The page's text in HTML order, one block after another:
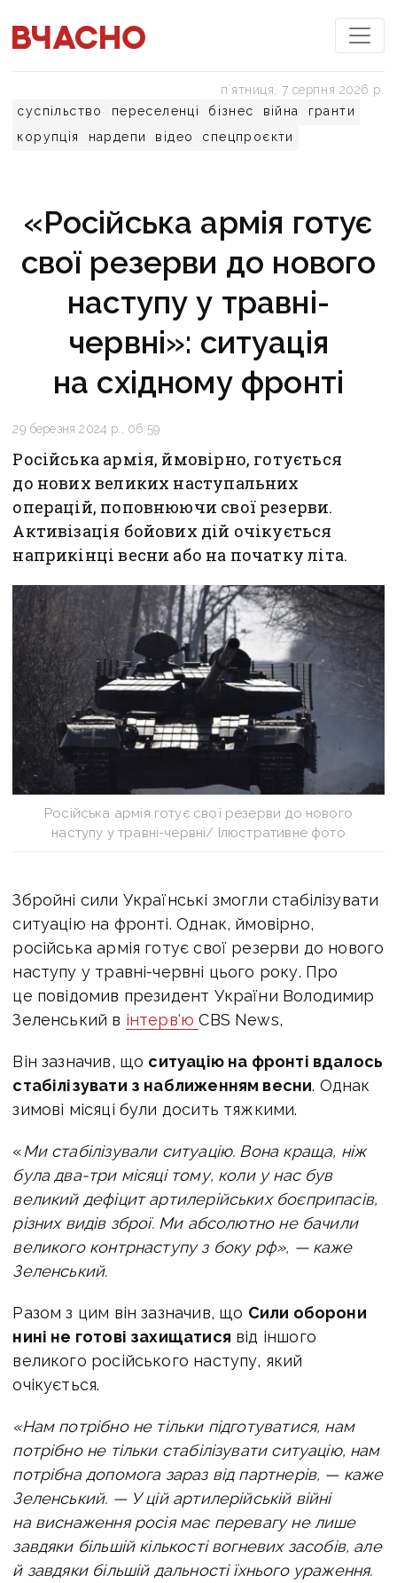
суспільство переселенці бізнес війна
гранти
корупція
нардепи відео спецпроєкти
пʼятниця, 7 серпня 2026 р.
«Російська армія готує
свої резерви до нового
наступу у травні-
червні»: ситуація
на східному фронті
29 березня 2024 р., 06:59
Російська армія, ймовірно, готується
до нових великих наступальних
операцій, поповнюючи свої резерви.
Активізація бойових дій очікується
наприкінці весни або на початку літа.
Російська армія готує свої резерви до нового
наступу у травні-червні/ Ілюстративне фото
Збройні сили Українські змогли стабілізувати
ситуацію на фронті. Однак, ймовірно,
російська армія готує свої резерви до нового
наступу у травні-червні цього року. Про
це повідомив президент України Володимир
Зеленський в інтерв'юCBS News,
Він зазначив, що ситуацію на фронті вдалось
стабілізувати з наближенням весни. Однак
зимові місяці були досить тяжкими.
«Ми стабілізували ситуацію. Вона краща, ніж
була два-три місяці тому, коли у нас був
великий дефіцит артилерійських боєприпасів,
різних видів зброї. Ми абсолютно не бачили
великого контрнаступу з боку рф», — каже
Зеленський.
Разом з цим він зазначив, що Сили оборони
нині не готові захищатися від іншого
великого російського наступу, який
очікується.
«Нам потрібно не тільки підготуватися, нам
потрібно не тільки стабілізувати ситуацію, нам
потрібна допомога зараз від партнерів, — каже
Зеленський. — У цій артилерійській війні
на виснаження росія має перевагу не лише
завдяки більшій кількості вогневих засобів, але
й завдяки більшій дальності їхнього ураження.